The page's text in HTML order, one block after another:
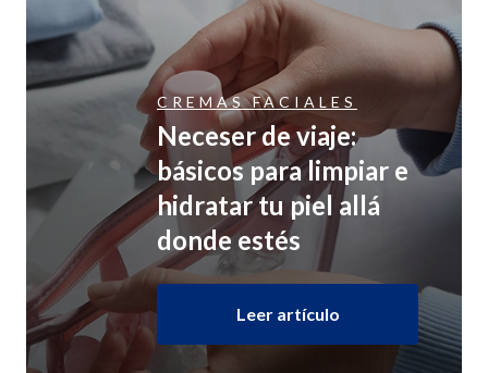
CREMAS FACIALES
Neceser de viaje:
básicos para limpiar e
hidratar tu piel allá
donde estés
Leer artículo